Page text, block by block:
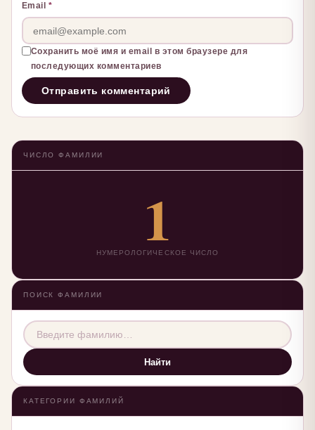
Email *
Сохранить моё имя и email в этом браузере для
последующих комментариев
ЧИСЛО ФАМИЛИИ
1
НУМЕРОЛОГИЧЕСКОЕ ЧИСЛО
ПОИСК ФАМИЛИИ
Найти
КАТЕГОРИИ ФАМИЛИЙ